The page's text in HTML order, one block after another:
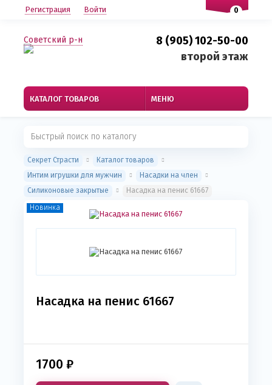
8 (905) 102-50-00
второй этаж
Советский р-н
Регистрация Войти
КАТАЛОГ ТОВАРОВ МЕНЮ
Секрет Страсти
Каталог товаров
Интим игрушки для мужчин
Насадки на член
Силиконовые закрытые
Насадка на пенис 61667
Новинка
Насадка на пенис 61667
1700 ₽
0